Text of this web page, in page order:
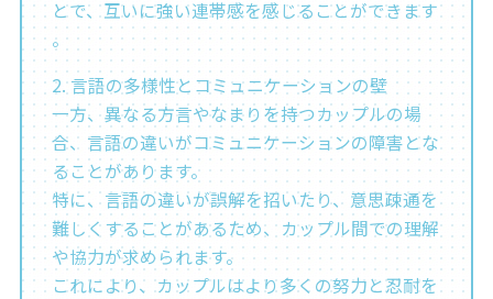
とで、互いに強い連帯感を感じることができます​
。
2. 言語の多様性とコミュニケーションの壁
一方、異なる方言やなまりを持つカップルの場
合、言語の違いがコミュニケーションの障害とな
ることがあります。
特に、言語の違いが誤解を招いたり、意思疎通を
難しくすることがあるため、カップル間での理解
や協力が求められます。
これにより、カップルはより多くの努力と忍耐を